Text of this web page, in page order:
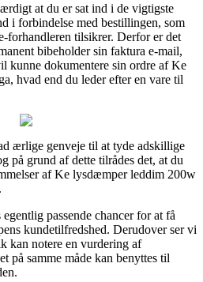
at du er sat ind i de vigtigste
i forbindelse med bestillingen, som
forhandleren tilsikrer. Derfor er det
bibeholder sin faktura e-mail,
kunne dokumentere sin ordre af Ke
hvad end du leder efter en vare til
ærlige genveje til at tyde adskillige
på grund af dette tilrådes det, at du
af Ke lysdæmper leddim 200w
passende chancer for at få
kundetilfredshed. Derudover ser vi
kan notere en vurdering af
på samme måde kan benyttes til